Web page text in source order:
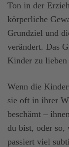
Ton in der
körperliche
Grundziel und
verändert. Das
Kinder zu lieben
Wenn die
sie oft in ihrer
beschämt –
du bist, oder
passiert viel